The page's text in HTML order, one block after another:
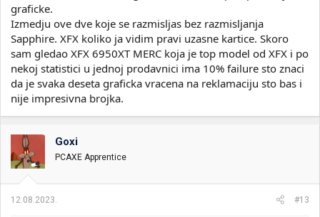
graficke.
Izmedju ove dve koje se razmisljas bez razmisljanja
Sapphire. XFX koliko ja vidim pravi uzasne kartice. Skoro
sam gledao XFX 6950XT MERC koja je top model od XFX i po
nekoj statistici u jednoj prodavnici ima 10% failure sto znaci
da je svaka deseta graficka vracena na reklamaciju sto bas i
nije impresivna brojka.
Goxi
PCAXE Apprentice
12.08.2023. #13